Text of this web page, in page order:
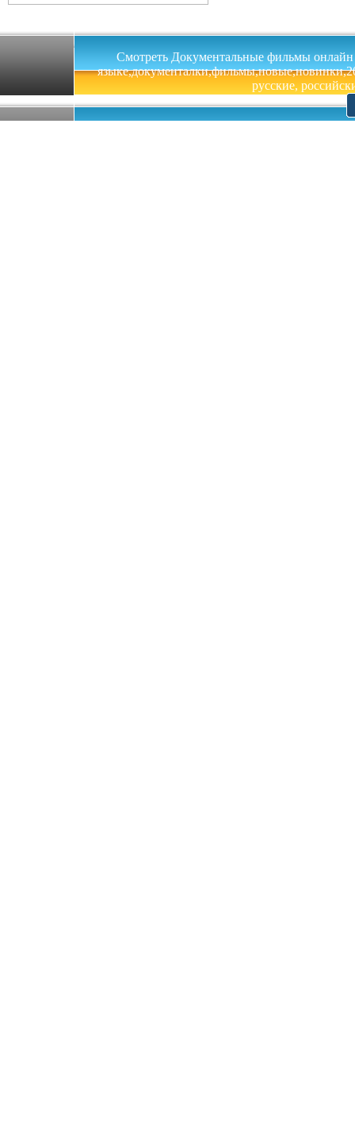
Смотреть Документальные фильмы онлайн
русские,